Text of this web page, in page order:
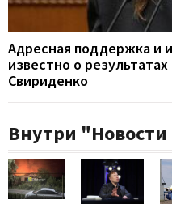
Адресная поддержка и
известно о
Свириденко
Внутри